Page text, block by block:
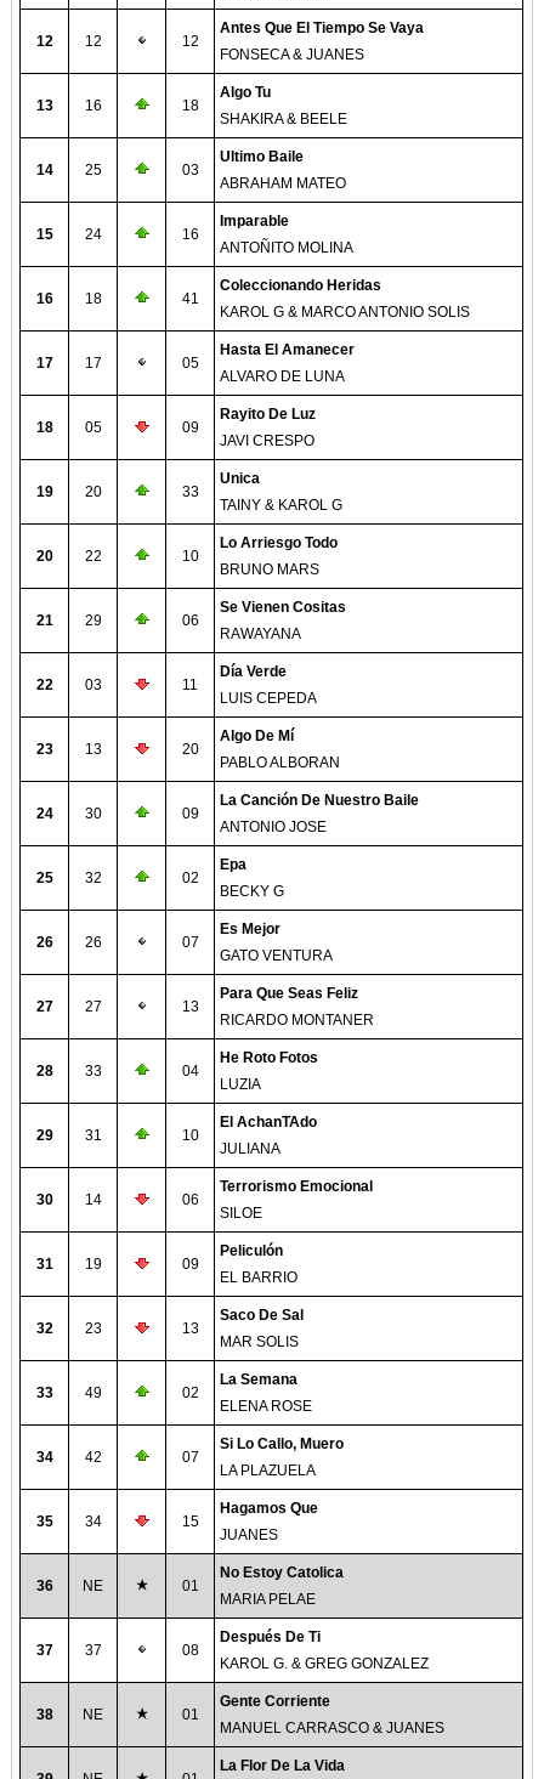
12 12 12
Antes Que El Tiempo Se Vaya
FONSECA & JUANES
13 16 18
Algo Tu
SHAKIRA & BEELE
14 25 03
Ultimo Baile
ABRAHAM MATEO
15 24 16
Imparable
ANTOÑITO MOLINA
16 18 41
Coleccionando Heridas
KAROL G & MARCO ANTONIO SOLIS
17 17 05
Hasta El Amanecer
ALVARO DE LUNA
18 05 09
Rayito De Luz
JAVI CRESPO
19 20 33
Unica
TAINY & KAROL G
20 22 10
Lo Arriesgo Todo
BRUNO MARS
21 29 06
Se Vienen Cositas
RAWAYANA
22 03 11
Día Verde
LUIS CEPEDA
23 13 20
Algo De Mí
PABLO ALBORAN
24 30 09
La Canción De Nuestro Baile
ANTONIO JOSE
25 32 02
Epa
BECKY G
26 26 07
Es Mejor
GATO VENTURA
27 27 13
Para Que Seas Feliz
RICARDO MONTANER
28 33 04
He Roto Fotos
LUZIA
29 31 10
El AchanTAdo
JULIANA
30 14 06
Terrorismo Emocional
SILOE
31 19 09
Peliculón
EL BARRIO
32 23 13
Saco De Sal
MAR SOLIS
33 49 02
La Semana
ELENA ROSE
34 42 07
Si Lo Callo, Muero
LA PLAZUELA
35 34 15
Hagamos Que
JUANES
36 NE 01
No Estoy Catolica
MARIA PELAE
37 37 08
Después De Ti
KAROL G. & GREG GONZALEZ
38 NE 01
Gente Corriente
MANUEL CARRASCO & JUANES
La Flor De La Vida